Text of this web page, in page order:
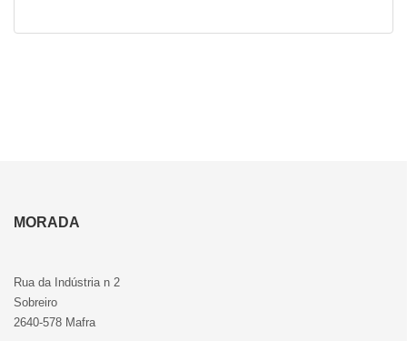
MORADA
Rua da Indústria n 2
Sobreiro
2640-578 Mafra